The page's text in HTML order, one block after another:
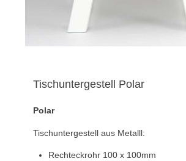
Tischuntergestell Polar
Polar
Tischuntergestell aus Metalll:
Rechteckrohr 100 x 100mm